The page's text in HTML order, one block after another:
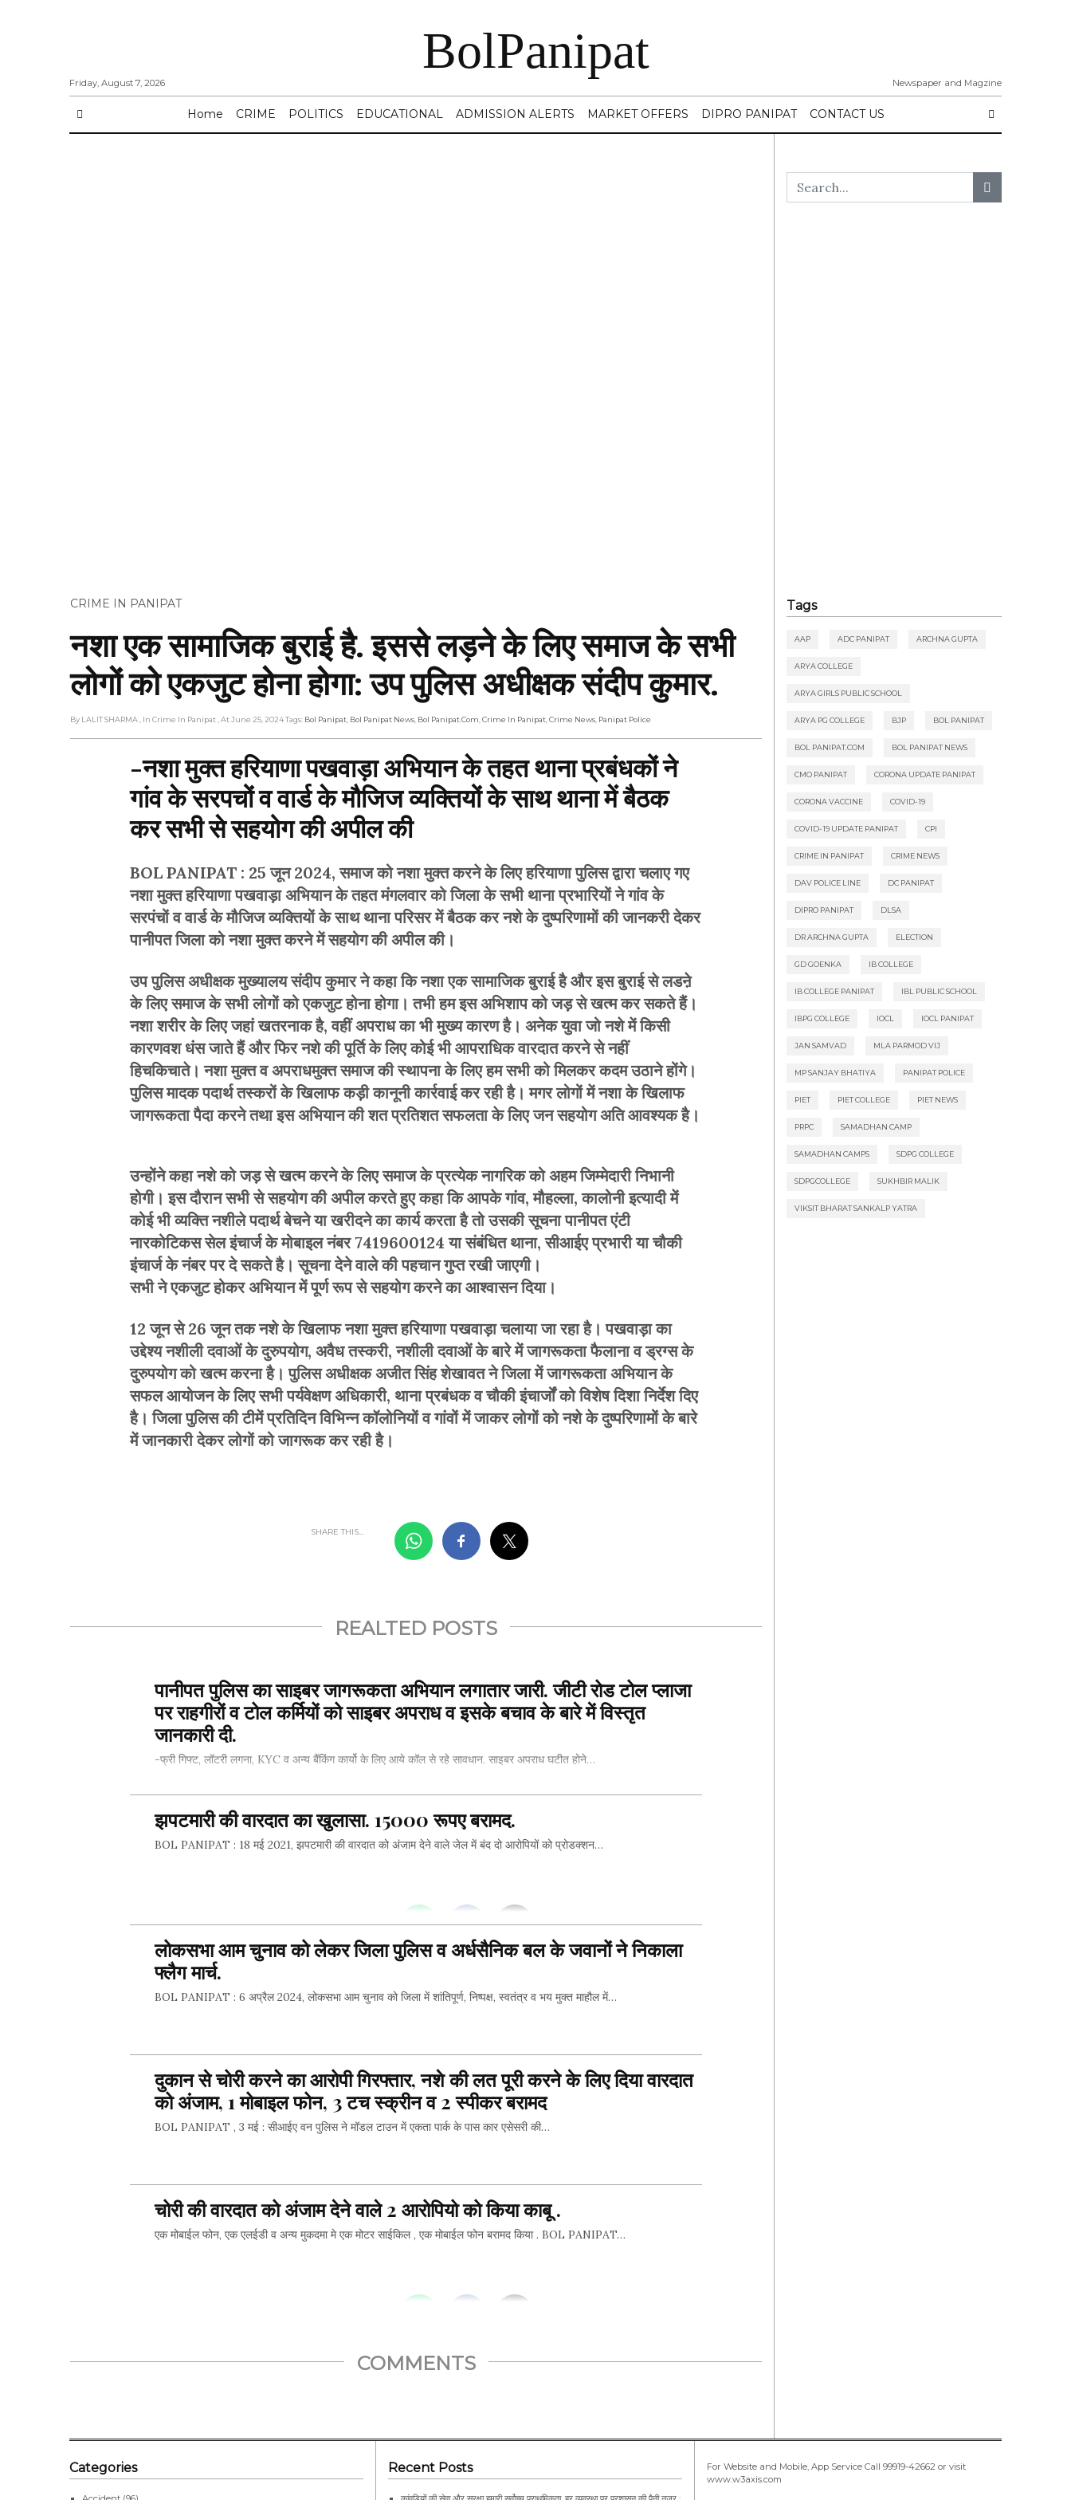
Friday, August 7, 2026
BolPanipat
Newspaper and Magzine
Home CRIME POLITICS EDUCATIONAL ADMISSION ALERTS MARKET OFFERS DIPRO PANIPAT CONTACT US
CRIME IN PANIPAT
नशा एक सामाजिक बुराई है. इससे लड़ने के लिए समाज के सभी
लोगों को एकजुट होना होगा: उप पुलिस अधीक्षक संदीप कुमार.
By LALIT SHARMA , In Crime In Panipat , At June 25, 2024Tags: Bol Panipat Bol Panipat News Bol Panipat.com Crime In Panipat Crime News Panipat Police
-नशा मुक्त हरियाणा पखवाड़ा अभियान के तहत थाना प्रबंधकों ने
गांव के सरपचों व वार्ड के मौजिज व्यक्तियों के साथ थाना में बैठक
कर सभी से सहयोग की अपील की
BOL PANIPAT : 25 जून 2024, समाज को नशा मुक्त करने के लिए हरियाणा पुलिस द्वारा चलाए गए
नशा मुक्त हरियाणा पखवाड़ा अभियान के तहत मंगलवार को जिला के सभी थाना प्रभारियों ने गांव के
सरपंचों व वार्ड के मौजिज व्यक्तियों के साथ थाना परिसर में बैठक कर नशे के दुष्परिणामों की जानकरी देकर
पानीपत जिला को नशा मुक्त करने में सहयोग की अपील की।
उप पुलिस अधीक्षक मुख्यालय संदीप कुमार ने कहा कि नशा एक सामाजिक बुराई है और इस बुराई से लडऩे
के लिए समाज के सभी लोगों को एकजुट होना होगा। तभी हम इस अभिशाप को जड़ से खत्म कर सकते हैं।
नशा शरीर के लिए जहां खतरनाक है, वहीं अपराध का भी मुख्य कारण है। अनेक युवा जो नशे में किसी
कारणवश धंस जाते हैं और फिर नशे की पूर्ति के लिए कोई भी आपराधिक वारदात करने से नहीं
हिचकिचाते। नशा मुक्त व अपराधमुक्त समाज की स्थापना के लिए हम सभी को मिलकर कदम उठाने होंगे।
पुलिस मादक पदार्थ तस्करों के खिलाफ कड़ी कानूनी कार्रवाई कर रही है। मगर लोगों में नशा के खिलाफ
जागरूकता पैदा करने तथा इस अभियान की शत प्रतिशत सफलता के लिए जन सहयोग अति आवश्यक है।
उन्होंने कहा नशे को जड़ से खत्म करने के लिए समाज के प्रत्येक नागरिक को अहम जिम्मेदारी निभानी
होगी। इस दौरान सभी से सहयोग की अपील करते हुए कहा कि आपके गांव, मौहल्ला, कालोनी इत्यादी में
कोई भी व्यक्ति नशीले पदार्थ बेचने या खरीदने का कार्य करता है तो उसकी सूचना पानीपत एंटी
नारकोटिकस सेल इंचार्ज के मोबाइल नंबर 7419600124 या संबंधित थाना, सीआईए प्रभारी या चौकी
इंचार्ज के नंबर पर दे सकते है। सूचना देने वाले की पहचान गुप्त रखी जाएगी।
सभी ने एकजुट होकर अभियान में पूर्ण रूप से सहयोग करने का आश्वासन दिया।
12 जून से 26 जून तक नशे के खिलाफ नशा मुक्त हरियाणा पखवाड़ा चलाया जा रहा है। पखवाड़ा का
उद्देश्य नशीली दवाओं के दुरुपयोग, अवैध तस्करी, नशीली दवाओं के बारे में जागरूकता फैलाना व ड्रग्स के
दुरुपयोग को खत्म करना है। पुलिस अधीक्षक अजीत सिंह शेखावत ने जिला में जागरूकता अभियान के
सफल आयोजन के लिए सभी पर्यवेक्षण अधिकारी, थाना प्रबंधक व चौकी इंचार्जों को विशेष दिशा निर्देश दिए
है। जिला पुलिस की टीमें प्रतिदिन विभिन्न कॉलोनियों व गांवों में जाकर लोगों को नशे के दुष्परिणामों के बारे
में जानकारी देकर लोगों को जागरूक कर रही है।
SHARE THIS...
REALTED POSTS
पानीपत पुलिस का साइबर जागरूकता अभियान लगातार जारी. जीटी रोड टोल प्लाजा
पर राहगीरों व टोल कर्मियों को साइबर अपराध व इसके बचाव के बारे में विस्तृत
जानकारी दी.
-फ्री गिफ्ट, लॉटरी लगना, KYC व अन्य बैंकिंग कार्यो के लिए आये कॉल से रहे सावधान. साइबर अपराध घटीत होने…
SHARE THIS...
झपटमारी की वारदात का खुलासा. 15000 रूपए बरामद.
BOL PANIPAT : 18 मई 2021, झपटमारी की वारदात को अंजाम देने वाले जेल में बंद दो आरोपियों को प्रोडक्शन…
लोकसभा आम चुनाव को लेकर जिला पुलिस व अर्धसैनिक बल के जवानों ने निकाला
फ्लैग मार्च.
BOL PANIPAT : 6 अप्रैल 2024, लोकसभा आम चुनाव को जिला में शांतिपूर्ण, निष्पक्ष, स्वतंत्र व भय मुक्त माहौल में…
SHARE THIS...
दुकान से चोरी करने का आरोपी गिरफ्तार, नशे की लत पूरी करने के लिए दिया वारदात
को अंजाम, 1 मोबाइल फोन, 3 टच स्क्रीन व 2 स्पीकर बरामद
BOL PANIPAT , 3 मई : सीआईए वन पुलिस ने मॉडल टाउन में एकता पार्क के पास कार एसेसरी की…
SHARE THIS...
चोरी की वारदात को अंजाम देने वाले 2 आरोपियो को किया काबू .
एक मोबाईल फोन, एक एलईडी व अन्य मुकदमा मे एक मोटर साईकिल , एक मोबाईल फोन बरामद किया . BOL PANIPAT…
COMMENTS
Tags
AAP ADC PANIPAT ARCHNA GUPTA
ARYA COLLEGE
ARYA GIRLS PUBLIC SCHOOL
ARYA PG COLLEGE BJP BOL PANIPAT
BOL PANIPAT.COM BOL PANIPAT NEWS
CMO PANIPAT CORONA UPDATE PANIPAT
CORONA VACCINE COVID-19
COVID-19 UPDATE PANIPAT CPI
CRIME IN PANIPAT CRIME NEWS
DAV POLICE LINE DC PANIPAT
DIPRO PANIPAT DLSA
DR ARCHNA GUPTA ELECTION
GD GOENKA IB COLLEGE
IB COLLEGE PANIPAT IBL PUBLIC SCHOOL
IBPG COLLEGE IOCL IOCL PANIPAT
JAN SAMVAD MLA PARMOD VIJ
MP SANJAY BHATIYA PANIPAT POLICE
PIET PIET COLLEGE PIET NEWS
PRPC SAMADHAN CAMP
SAMADHAN CAMPS SDPG COLLEGE
SDPGCOLLEGE SUKHBIR MALIK
VIKSIT BHARAT SANKALP YATRA
Categories Recent Posts For Website and Mobile, App Service Call 99919-42662 or visit
www.w3axis.com